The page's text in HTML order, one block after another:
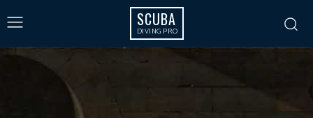
SCUBA
DIVING PRO